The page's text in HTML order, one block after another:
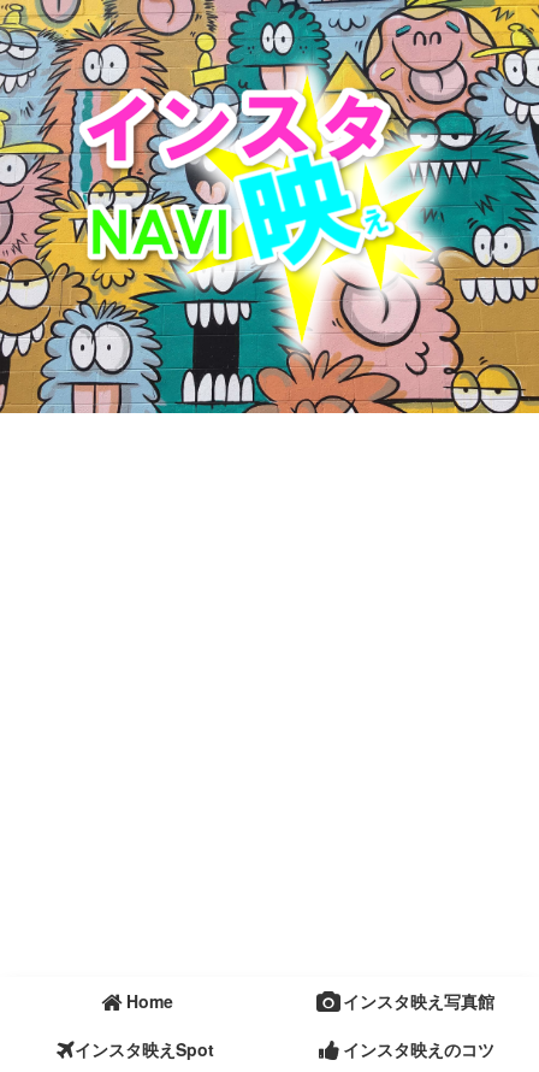
Home
インスタ映え写真館
インスタ映えSpot
インスタ映えのコツ